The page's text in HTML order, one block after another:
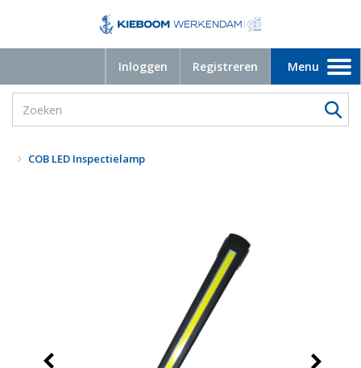
Inloggen Registreren
Toggle
navigation
Menu
COB LED Inspectielamp